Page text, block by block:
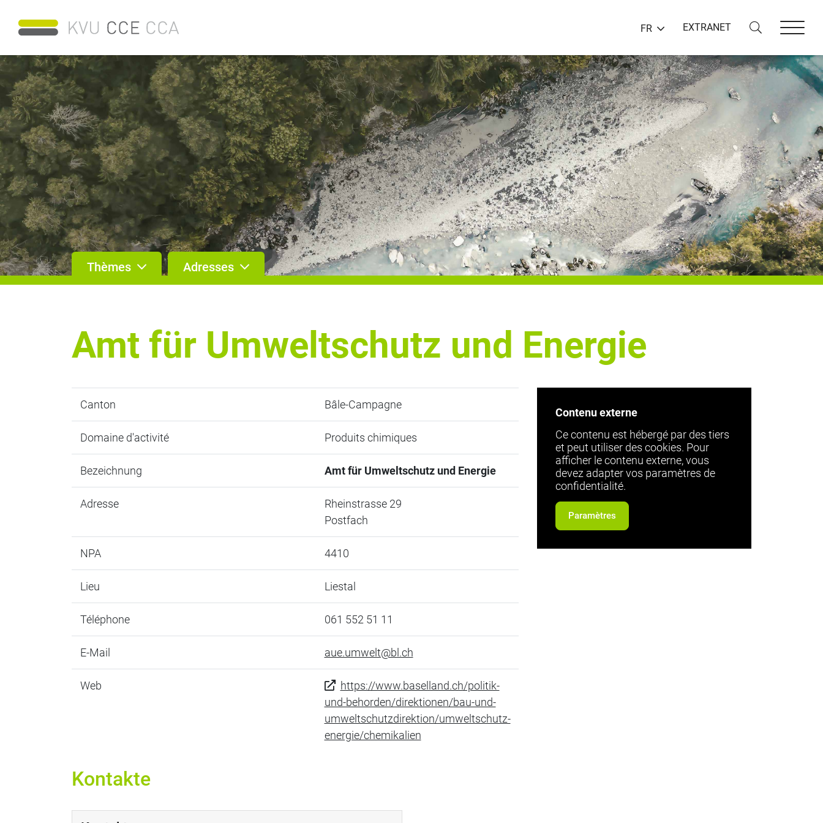
FR EXTRANET
Thèmes Adresses
Amt für Umweltschutz und Energie
Canton Bâle-Campagne
Domaine d'activité Produits chimiques
Bezeichnung Amt für Umweltschutz und Energie
Adresse
Rheinstrasse 29
Postfach
NPA 4410
Lieu Liestal
Téléphone 061 552 51 11
E-Mail aue.umwelt@bl.ch
Web
https://www.baselland.ch/politik-
und-behorden/direktionen/bau-und-
umweltschutzdirektion/umweltschutz-
energie/chemikalien
Contenu externe
Ce contenu est hébergé par des tiers
et peut utiliser des cookies. Pour
afficher le contenu externe, vous
devez adapter vos paramètres de
confidentialité.
Paramètres
Kontakte